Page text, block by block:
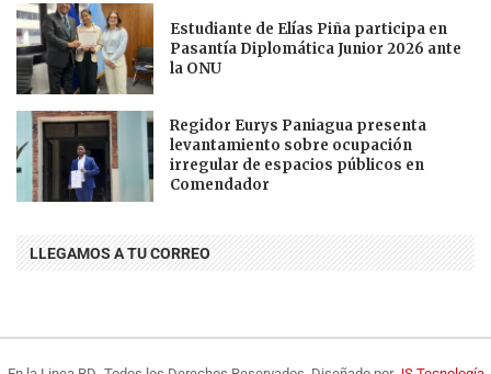
Estudiante de Elías Piña participa en
Pasantía Diplomática Junior 2026 ante
la ONU
Regidor Eurys Paniagua presenta
levantamiento sobre ocupación
irregular de espacios públicos en
Comendador
LLEGAMOS A TU CORREO